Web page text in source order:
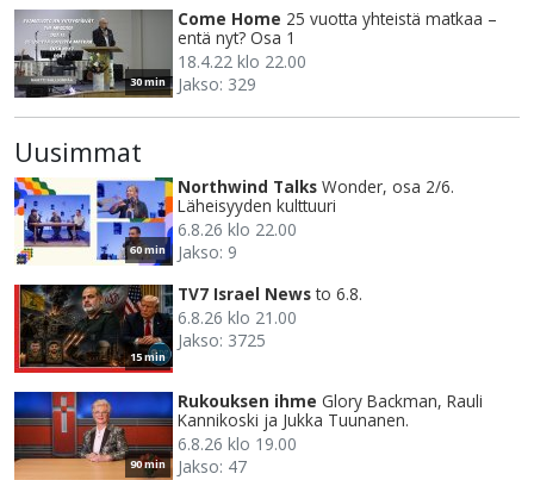
30 min
Come Home 25 vuotta yhteistä matkaa –
entä nyt? Osa 1
18.4.22 klo 22.00
Jakso: 329
Uusimmat
60 min
Northwind Talks Wonder, osa 2/6.
Läheisyyden kulttuuri
6.8.26 klo 22.00
Jakso: 9
15 min
TV7 Israel News to 6.8.
6.8.26 klo 21.00
Jakso: 3725
90 min
Rukouksen ihme Glory Backman, Rauli
Kannikoski ja Jukka Tuunanen.
6.8.26 klo 19.00
Jakso: 47